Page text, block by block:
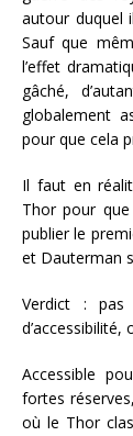
autour duquel
Sauf que
l’effet
gâché,
globalement
pour que cela
Il faut en
Thor pour que
publier le
et Dauterman
Verdict :
Accessible
fortes
où le Thor